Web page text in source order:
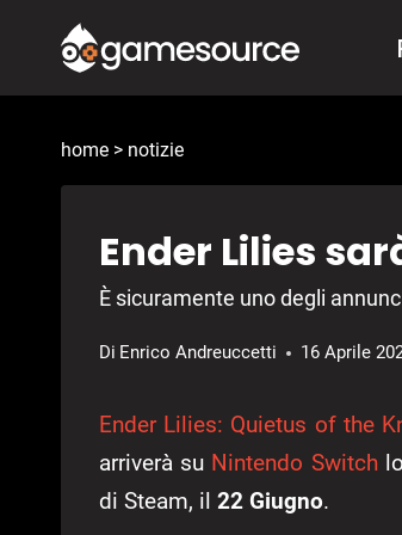
contenuto
home > notizie
Ender Lilies
È sicuramente uno degli
Di Enrico Andreuccetti 16 Aprile
Ender Lilies: Quietus of the
arriverà su Nintendo Switchlo
di Steam, il 22 Giugno.